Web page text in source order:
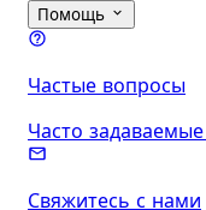
Помощь
Частые вопросы
Часто
Свяжитесь с нами